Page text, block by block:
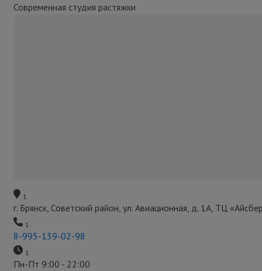
Современная студия растяжки
1
г. Брянск, Советский район, ул. Авиационная, д. 1А, ТЦ
1
8-995-139-02-98
1
Пн-Пт 9:00 - 22:00